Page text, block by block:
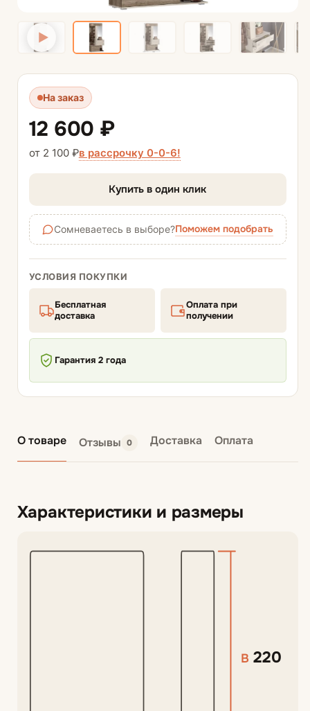
На заказ
12 600 ₽
от 2 100 ₽в рассрочку 0-0-6!
Купить в один клик
Сомневаетесь в выборе?Поможем подобрать
УСЛОВИЯ ПОКУПКИ
Бесплатная
доставка
Оплата при
получении
Гарантия 2 года
О товаре Отзывы 0 Доставка Оплата
Характеристики и размеры
В 220